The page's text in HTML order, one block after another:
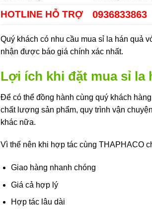
HOTLINE HỖ TRỢ 0936833863
Quý khách có nhu cầu mua sỉ la hán quả
nhận được báo giá chính xác nhất.
Lợi ích khi đặt mua sỉ la
Để có thể đồng hành cùng quý khách
chất lượng sản phẩm, quy trình vận
khác nữa.
Vì thế nên khi hợp tác cùng THAPHACO
Giao hàng nhanh chóng
Giá cả hợp lý
Hợp tác lâu dài